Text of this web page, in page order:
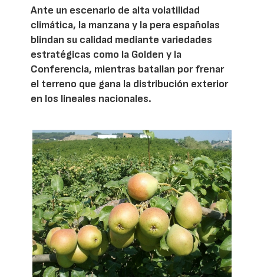
Ante un escenario de alta volatilidad
climática, la manzana y la pera españolas
blindan su calidad mediante variedades
estratégicas como la Golden y la
Conferencia, mientras batallan por frenar
el terreno que gana la distribución exterior
en los lineales nacionales.